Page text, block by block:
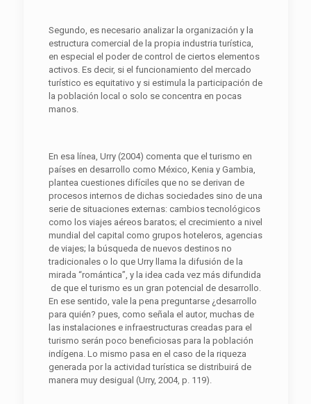
Segundo, es necesario analizar la organización y la
estructura comercial de la propia industria turística,
en especial el poder de control de ciertos elementos
activos. Es decir, si el funcionamiento del mercado
turístico es equitativo y si estimula la participación de
la población local o solo se concentra en pocas
manos.
En esa línea, Urry (2004) comenta que el turismo en
países en desarrollo como México, Kenia y Gambia,
plantea cuestiones difíciles que no se derivan de
procesos internos de dichas sociedades sino de una
serie de situaciones externas: cambios tecnológicos
como los viajes aéreos baratos; el crecimiento a nivel
mundial del capital como grupos hoteleros, agencias
de viajes; la búsqueda de nuevos destinos no
tradicionales o lo que Urry llama la difusión de la
mirada “romántica”, y la idea cada vez más difundida
de que el turismo es un gran potencial de desarrollo.
En ese sentido, vale la pena preguntarse ¿desarrollo
para quién? pues, como señala el autor, muchas de
las instalaciones e infraestructuras creadas para el
turismo serán poco beneficiosas para la población
indígena. Lo mismo pasa en el caso de la riqueza
generada por la actividad turística se distribuirá de
manera muy desigual (Urry, 2004, p. 119).